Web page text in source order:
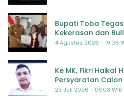
Bupati Toba
Kekerasan dan
Dorong Kolaborasi
4 Agustus 2026 - 19:06
Ke MK, Fikri Haikal
Persyaratan Calon
Kompetensi
23 Juli 2026 - 09:03 WIB